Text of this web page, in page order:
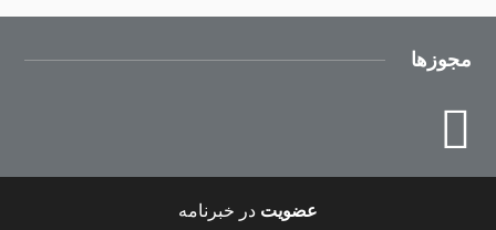
مجوزها
عضویت در خبرنامه